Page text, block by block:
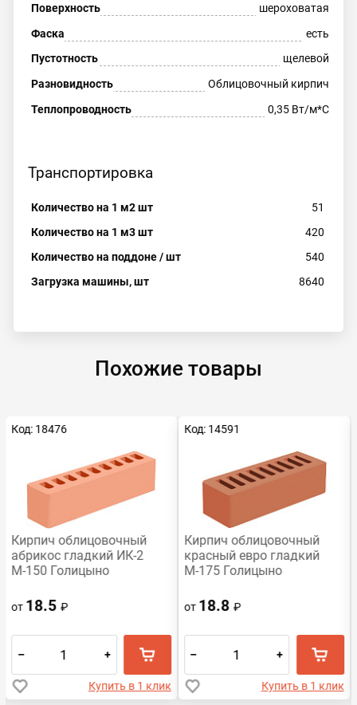
Поверхность
шероховатая
Фаска
есть
Пустотность
щелевой
Разновидность
Облицовочный кирпич
Теплопроводность
0,35 Вт/м*С
Транспортировка
Количество на 1 м2 шт
51
Количество на 1 м3 шт
420
Количество на поддоне / шт
540
Загрузка машины, шт
8640
Похожие товары
Код: 18476
Кирпич облицовочный
абрикос гладкий ИК-2
М-150 Голицыно
от 18.5₽
– +
Купить в 1 клик
Код: 14591
Кирпич облицовочный
красный евро гладкий
М-175 Голицыно
от 18.8₽
– +
Купить в 1 клик